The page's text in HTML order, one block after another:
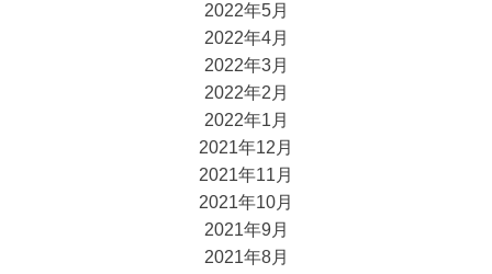
2022年5月
2022年4月
2022年3月
2022年2月
2022年1月
2021年12月
2021年11月
2021年10月
2021年9月
2021年8月